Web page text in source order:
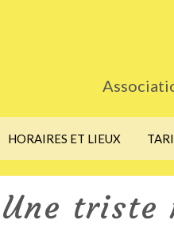
HORAIRES ET LIEUX
Une triste